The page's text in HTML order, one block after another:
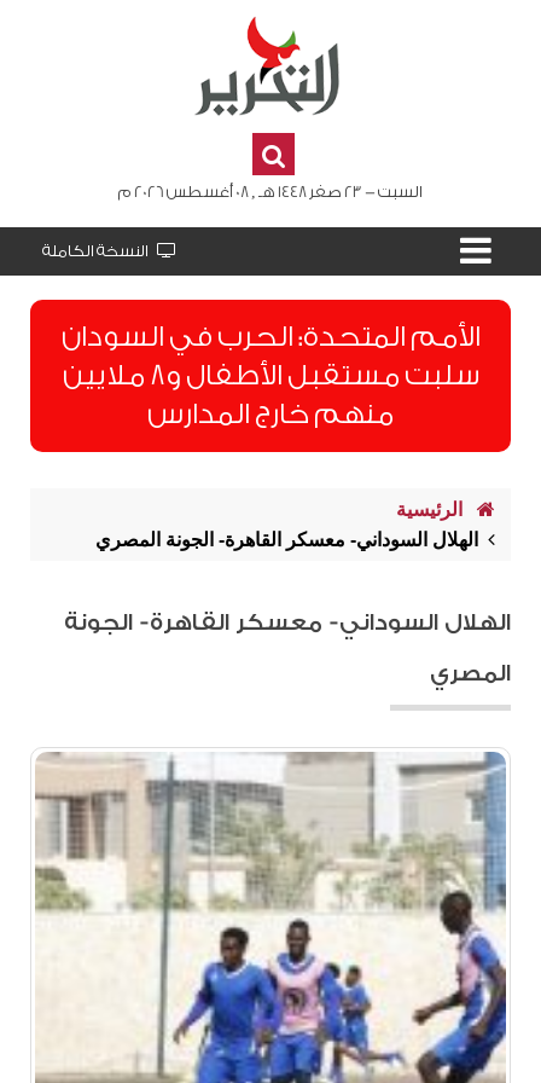
السبت - 23 صفر 1448 هـ , 08 أغسطس 2026 م
النسخة الكاملة
الأمم المتحدة: الحرب في السودان
سلبت مستقبل الأطفال و8 ملايين
منهم خارج المدارس
الرئيسية
الهلال السوداني- معسكر القاهرة- الجونة المصري
الهلال السوداني- معسكر القاهرة- الجونة
المصري